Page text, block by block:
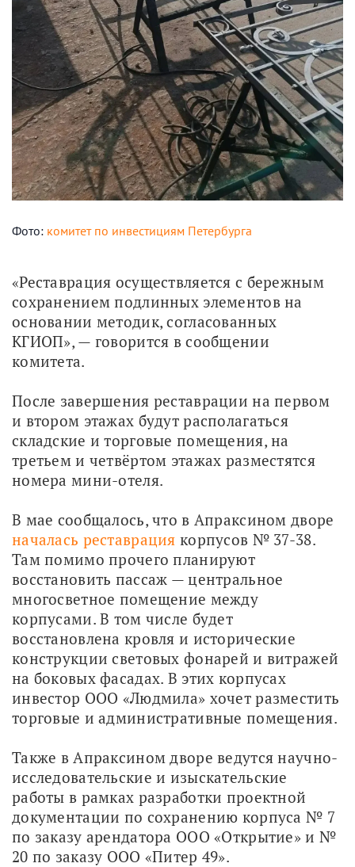
Фото: комитет по инвестициям Петербурга
«Реставрация осуществляется с бережным
сохранением подлинных элементов на
основании методик, согласованных
КГИОП», — говорится в сообщении
комитета.
После завершения реставрации на первом
и втором этажах будут располагаться
складские и торговые помещения, на
третьем и четвёртом этажах разместятся
номера мини-отеля.
началась реставрация корпусов № 37-38.
Там помимо прочего планируют
восстановить пассаж — центральное
многосветное помещение между
корпусами. В том числе будет
восстановлена кровля и исторические
конструкции световых фонарей и витражей
на боковых фасадах. В этих корпусах
инвестор ООО «Людмила» хочет разместить
торговые и административные помещения.
Также в Апраксином дворе ведутся научно-
исследовательские и изыскательские
работы в рамках разработки проектной
документации по сохранению корпуса № 7
по заказу арендатора ООО «Открытие» и №
20 по заказу ООО «Питер 49».